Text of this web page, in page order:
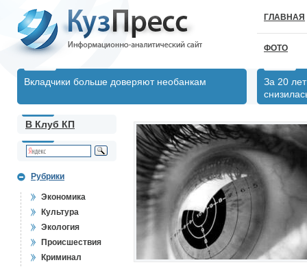
ГЛАВНАЯ
ФОТО
Вкладчики больше доверяют необанкам
За 20
В Клуб КП
Рубрики
Экономика
Культура
Экология
Происшествия
Криминал